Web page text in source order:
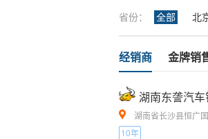
省份： 全部 北
经销商 金牌销
湖南东詟汽
湖南省长沙县恒广
10年